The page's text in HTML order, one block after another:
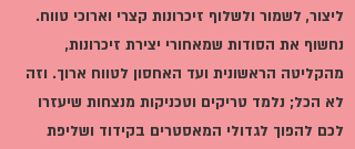
ליצור, לשמור ולשלוף זיכרונות קצרי וארוכי טווח.
נחשוף את הסודות שמאחורי יצירת זיכרונות,
מהקליטה הראשונית ועד האחסון לטווח ארוך. וזה
לא הכל; נלמד טריקים וטכניקות מנצחות שיעזרו
לכם להפוך לגדולי המאסטרים בקידוד ושליפת